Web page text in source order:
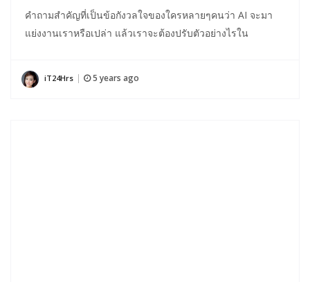
คำถามสำคัญที่เป็นข้อกังวลใจของใครหลายๆคนว่า AI จะมา
แย่งงานเราหรือเปล่า แล้วเราจะต้องปรับตัวอย่างไรใน
iT24Hrs 5 years ago